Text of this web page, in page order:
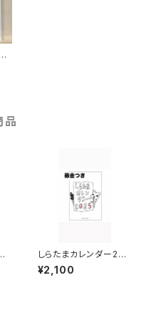
品
しらたまカレンダー202
5（募金つき）
¥2,100